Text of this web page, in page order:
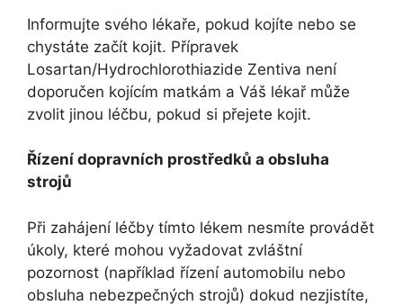
Informujte svého lékaře, pokud kojíte nebo se
chystáte začít kojit. Přípravek
Losartan/Hydrochlorothiazide Zentiva není
doporučen kojícím matkám a Váš lékař může
zvolit jinou léčbu, pokud si přejete kojit.
Řízení dopravních prostředků a obsluha
strojů
Při zahájení léčby tímto lékem nesmíte provádět
úkoly, které mohou vyžadovat zvláštní
pozornost (například řízení automobilu nebo
obsluha nebezpečných strojů) dokud nezjistíte,